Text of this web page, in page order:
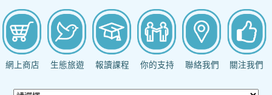
網上商店 生態旅遊 報讀課程 你的支持 聯絡我們 關注我們